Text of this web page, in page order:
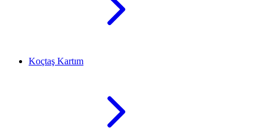
Koçtaş Kartım